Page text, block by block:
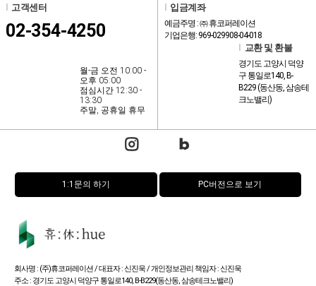
고객센터
02-354-4250
월-금 오전 10:00 -
오후 05:00
점심시간 12:30 -
13:30
주말, 공휴일 휴무
입금계좌
예금주명 : ㈜ 휴코퍼레이션
기업은행: 969-029908-04-018
교환 및 환불
경기도 고양시 덕양
구 통일로140, B-
B229 (동산동, 삼송테
크노밸리)
1:1문의 하기 PC버전으로 보기
회사명 : (주)휴코퍼레이션 / 대표자 : 신진욱 / 개인정보관리 책임자 : 신진욱
주소 : 경기도 고양시 덕양구 통일로140, B-B229(동산동, 삼송테크노밸리)